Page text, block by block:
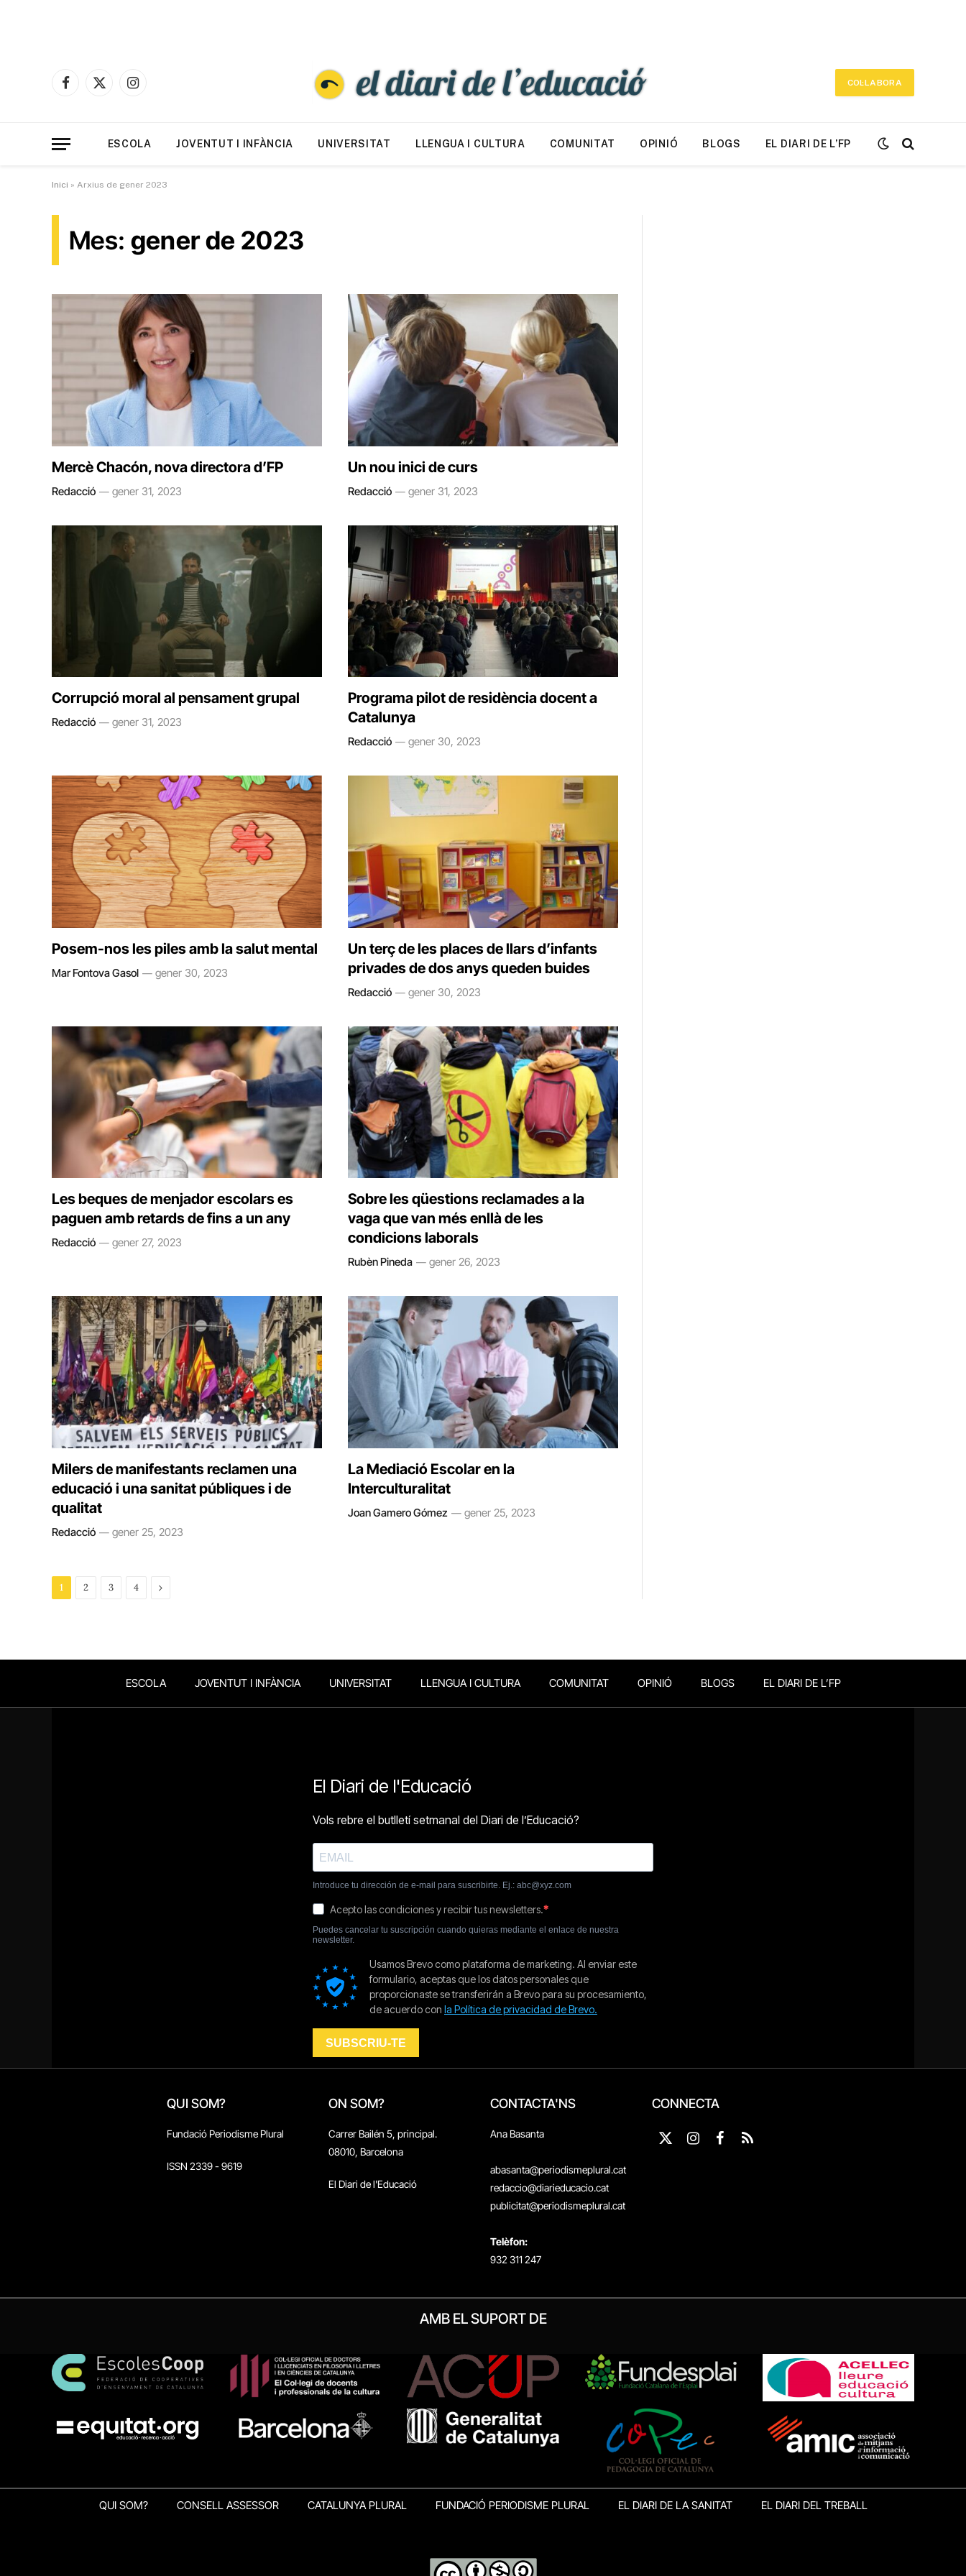
Facebook
X
Instagram
COL·LABORA
ESCOLA JOVENTUT I INFÀNCIA UNIVERSITAT LLENGUA I CULTURA COMUNITAT OPINIÓ BLOGS EL DIARI DE L’FP
Inici » Arxius de gener 2023
Mes: gener de 2023
Mercè Chacón, nova directora d’FP
Redacció gener 31, 2023
Un nou inici de curs
Redacció gener 31, 2023
Corrupció moral al pensament grupal
Redacció gener 31, 2023
Programa pilot de residència docent a
Catalunya
Redacció gener 30, 2023
Posem-nos les piles amb la salut mental
Mar Fontova Gasol gener 30, 2023
Un terç de les places de llars d’infants
privades de dos anys queden buides
Redacció gener 30, 2023
Les beques de menjador escolars es
paguen amb retards de fins a un any
Redacció gener 27, 2023
Sobre les qüestions reclamades a la
vaga que van més enllà de les
condicions laborals
Rubèn Pineda gener 26, 2023
Milers de manifestants reclamen una
educació i una sanitat públiques i de
qualitat
Redacció gener 25, 2023
La Mediació Escolar en la
Interculturalitat
Joan Gamero Gómez gener 25, 2023
1 2 3 4 Next
ESCOLA JOVENTUT I INFÀNCIA UNIVERSITAT LLENGUA I CULTURA COMUNITAT OPINIÓ BLOGS EL DIARI DE L’FP
QUI SOM?
Fundació Periodisme Plural
ISSN 2339 - 9619
ON SOM?
Carrer Bailén 5, principal.
08010, Barcelona
El Diari de l'Educació
CONTACTA'NS
Ana Basanta
abasanta@periodismeplural.cat
redaccio@diarieducacio.cat
publicitat@periodismeplural.cat
Telèfon:
932 311 247
CONNECTA
X
Instagram
Facebook
RSS
AMB EL SUPORT DE
QUI SOM? CONSELL ASSESSOR CATALUNYA PLURAL FUNDACIÓ PERIODISME PLURAL EL DIARI DE LA SANITAT EL DIARI DEL TREBALL